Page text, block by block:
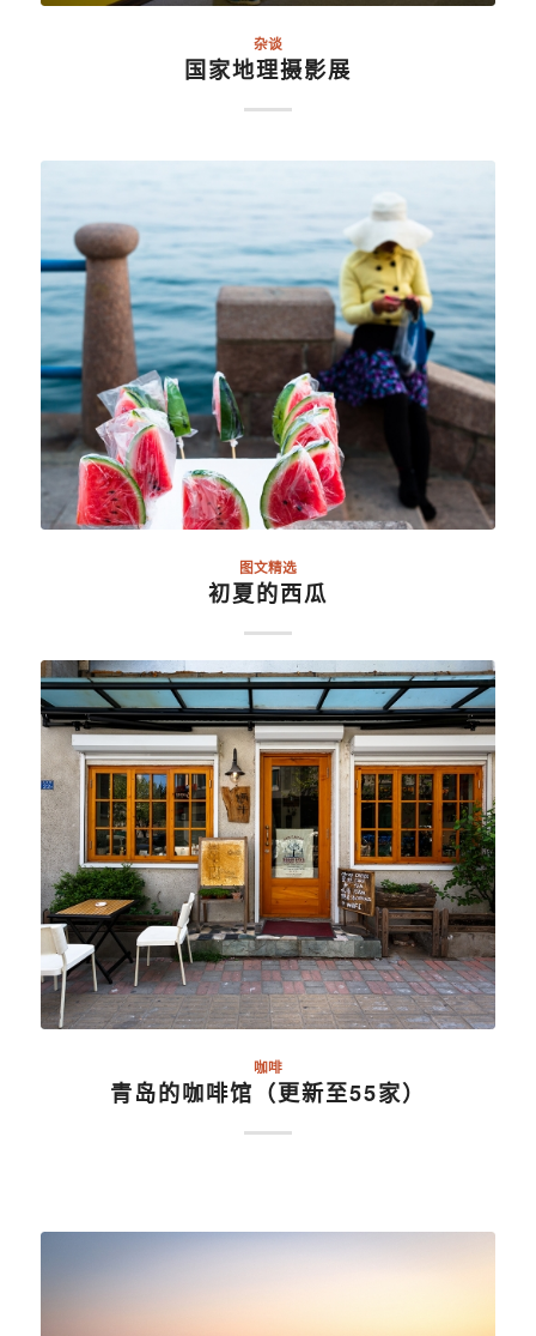
杂谈
国家地理摄影展
图文精选
初夏的西瓜
咖啡
青岛的咖啡馆（更新至55家）